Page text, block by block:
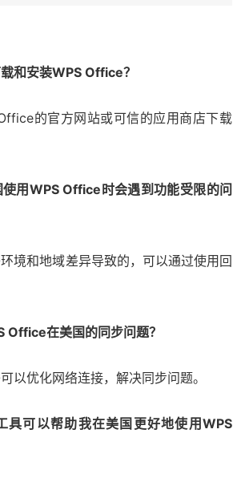
和安装WPS Office？
的官方网站或可信的应用商店下载
用WPS Office时会遇到功能受限的问
境和地域差异导致的，可以通过使用回
Office在美国的同步问题？
以优化网络连接，解决同步问题。
具可以帮助我在美国更好地使用WPS